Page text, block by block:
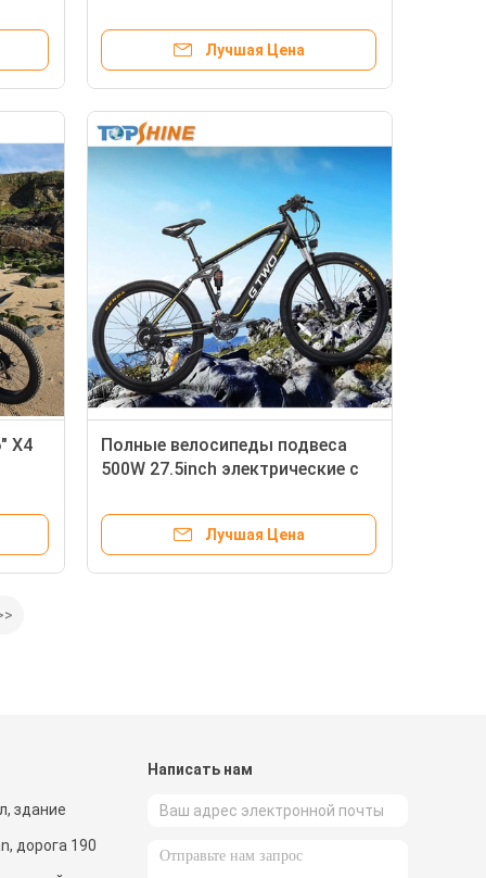
аварийной системой
Лучшая Цена
X4
Полные велосипеды подвеса
500W 27.5inch электрические с
отключения
Лучшая Цена
здание
дорога 190
Написать нам